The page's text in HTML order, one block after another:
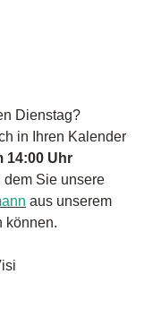
Dienstag?
in Ihren Kalender
14:00 Uhr
dem Sie unsere
aus unserem
können.